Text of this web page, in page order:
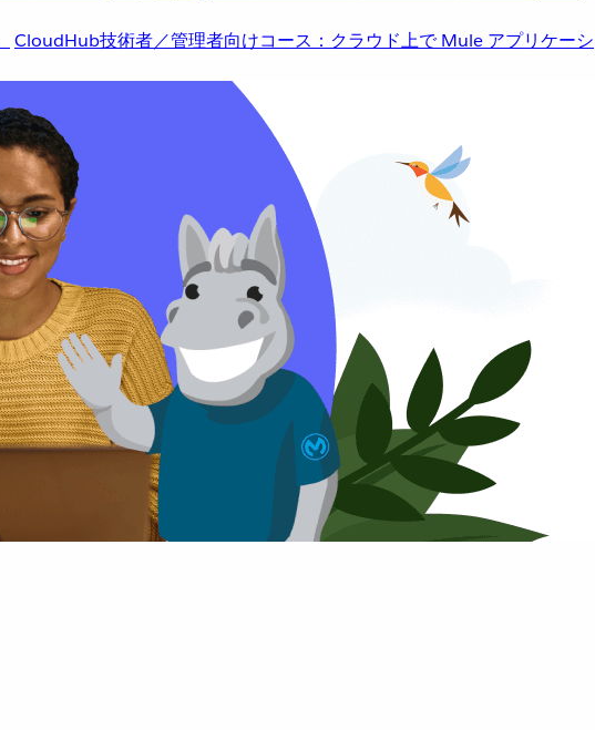
CloudHub技術者／管理者向けコース：クラウド上で Mule アプリケーシ